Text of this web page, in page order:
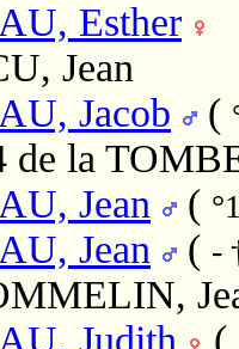
Esther
Jean
Jacob
(
de la
Jean
(
Jean ( -
Judith
(